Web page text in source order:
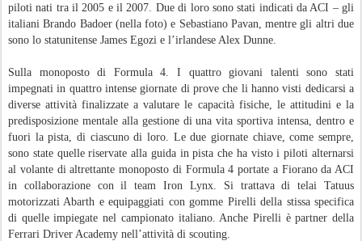
piloti nati tra il 2005 e il 2007. Due di loro sono stati indicati da ACI – gli
italiani Brando Badoer (nella foto) e Sebastiano Pavan, mentre gli altri due
sono lo statunitense James Egozi e l’irlandese Alex Dunne.
Sulla monoposto di Formula 4. I quattro giovani talenti sono stati
impegnati in quattro intense giornate di prove che li hanno visti dedicarsi a
diverse attività finalizzate a valutare le capacità fisiche, le attitudini e la
predisposizione mentale alla gestione di una vita sportiva intensa, dentro e
fuori la pista, di ciascuno di loro. Le due giornate chiave, come sempre,
sono state quelle riservate alla guida in pista che ha visto i piloti alternarsi
al volante di altrettante monoposto di Formula 4 portate a Fiorano da ACI
in collaborazione con il team Iron Lynx. Si trattava di telai Tatuus
motorizzati Abarth e equipaggiati con gomme Pirelli della stissa specifica
di quelle impiegate nel campionato italiano. Anche Pirelli è partner della
Ferrari Driver Academy nell’attività di scouting.